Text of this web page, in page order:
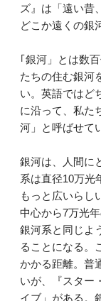
ズ』は「遠い昔
どこか遠くの銀
｢銀河」とは数
たちの住む銀河
い。英語ではど
に沿って、私た
河」と呼ばせて
銀河は、人間に
系は直径10万光
もっと広いらし
中心から7万光
銀河系と同じよ
ることになる。
かかる距離。普
いが、『スター
イブ」がある。